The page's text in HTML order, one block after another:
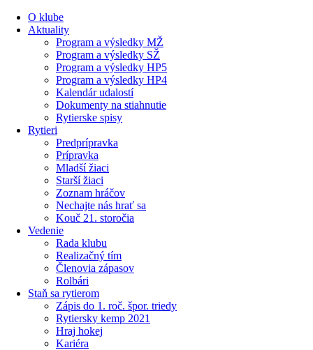
O klube
Aktuality
Program a výsledky MŽ
Program a výsledky SŽ
Program a výsledky HP5
Program a výsledky HP4
Kalendár udalostí
Dokumenty na stiahnutie
Rytierske spisy
Rytieri
Predprípravka
Prípravka
Mladší žiaci
Starší žiaci
Zoznam hráčov
Nechajte nás hrať sa
Kouč 21. storočia
Vedenie
Rada klubu
Realizačný tím
Členovia zápasov
Rolbári
Staň sa rytierom
Zápis do 1. roč. špor. triedy
Rytiersky kemp 2021
Hraj hokej
Kariéra